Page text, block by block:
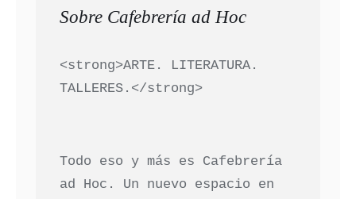
Sobre Cafebrería ad Hoc
<strong>ARTE. LITERATURA.
TALLERES.</strong>
Todo eso y más es Cafebrería
ad Hoc. Un nuevo espacio en